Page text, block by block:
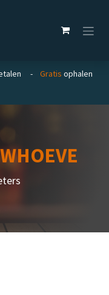
- Gratis ophalen